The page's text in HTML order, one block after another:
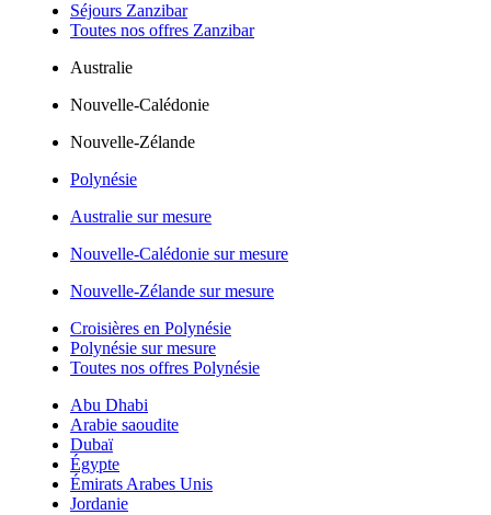
Séjours Zanzibar
Toutes nos offres Zanzibar
Australie
Nouvelle-Calédonie
Nouvelle-Zélande
Polynésie
Australie sur mesure
Nouvelle-Calédonie sur mesure
Nouvelle-Zélande sur mesure
Croisières en Polynésie
Polynésie sur mesure
Toutes nos offres Polynésie
Abu Dhabi
Arabie saoudite
Dubaï
Égypte
Émirats Arabes Unis
Jordanie